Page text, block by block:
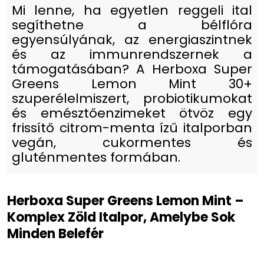
Mi lenne, ha egyetlen reggeli ital
segíthetne a bélflóra
egyensúlyának, az energiaszintnek
és az immunrendszernek a
támogatásában? A Herboxa Super
Greens Lemon Mint 30+
szuperélelmiszert, probiotikumokat
és emésztőenzimeket ötvöz egy
frissítő citrom-menta ízű italporban
vegán, cukormentes és
gluténmentes formában.
Herboxa Super Greens Lemon Mint –
Komplex Zöld Italpor, Amelybe Sok
Minden Belefér